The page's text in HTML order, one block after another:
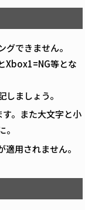
できません。
Xbox1=NG等とな
ましょう。
。また大文字と小
用されません。